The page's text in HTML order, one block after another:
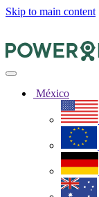
Skip to main content
México